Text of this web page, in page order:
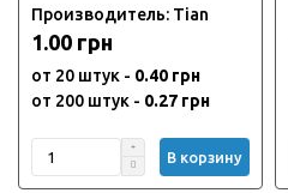
Производитель: Tian
1.00 грн
от 20 штук - 0.40 грн
от 200 штук - 0.27 грн
В корзину